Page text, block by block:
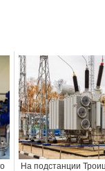
На подстанции